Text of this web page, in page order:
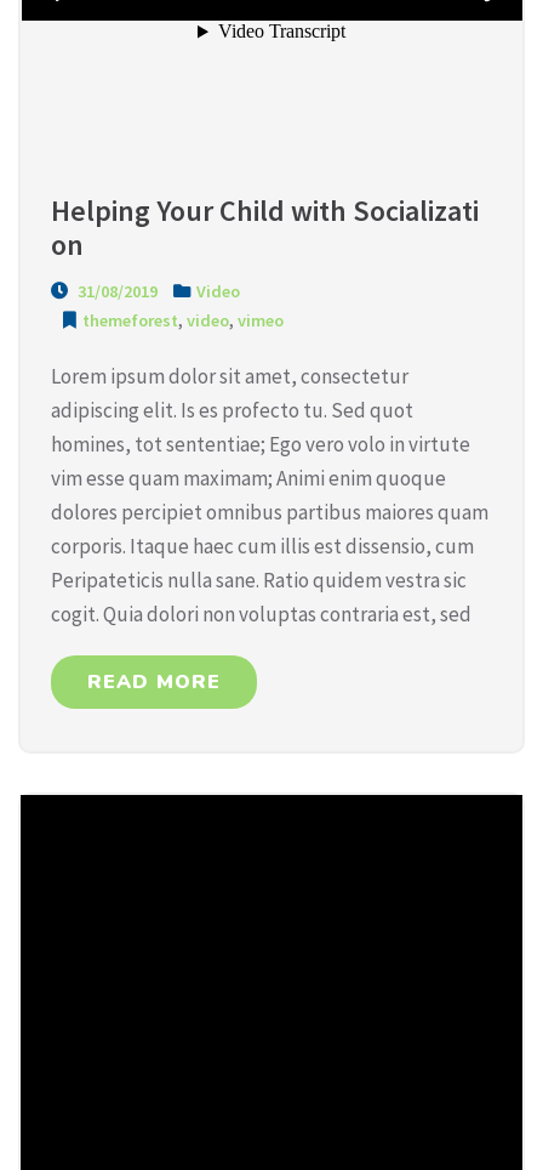
Helping Your Child with Socializati
on
31/08/2019
Video
themeforest, video, vimeo
Lorem ipsum dolor sit amet, consectetur
adipiscing elit. Is es profecto tu. Sed quot
homines, tot sententiae; Ego vero volo in virtute
vim esse quam maximam; Animi enim quoque
dolores percipiet omnibus partibus maiores quam
corporis. Itaque haec cum illis est dissensio, cum
Peripateticis nulla sane. Ratio quidem vestra sic
cogit. Quia dolori non voluptas contraria est, sed
READ MORE